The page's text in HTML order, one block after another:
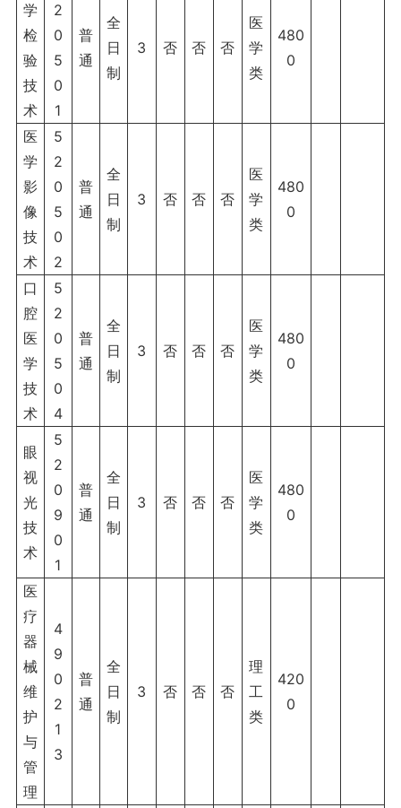
学
检
验
技
术
2
0
5
0
1
普
通
全
日
制
3 否 否 否
医
学
类
480
0
医
学
影
像
技
术
5
2
0
5
0
2
普
通
全
日
制
3 否 否 否
医
学
类
480
0
口
腔
医
学
技
术
5
2
0
5
0
4
普
通
全
日
制
3 否 否 否
医
学
类
480
0
眼
视
光
技
术
5
2
0
9
0
1
普
通
全
日
制
3 否 否 否
医
学
类
480
0
医
疗
器
械
维
护
与
管
理
4
9
0
2
1
3
普
通
全
日
制
3 否 否 否
理
工
类
420
0